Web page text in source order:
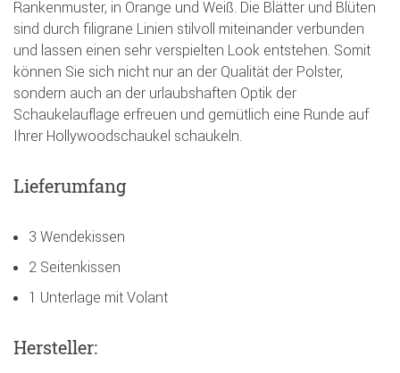
Rankenmuster, in Orange und Weiß. Die Blätter und Blüten
sind durch filigrane Linien stilvoll miteinander verbunden
und lassen einen sehr verspielten Look entstehen. Somit
können Sie sich nicht nur an der Qualität der Polster,
sondern auch an der urlaubshaften Optik der
Schaukelauflage erfreuen und gemütlich eine Runde auf
Ihrer Hollywoodschaukel schaukeln.
Lieferumfang
3 Wendekissen
2 Seitenkissen
1 Unterlage mit Volant
Hersteller: